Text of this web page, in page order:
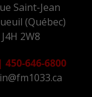
Saint-Jean
(Québec)
J4H 2W8
| 450-646-6800